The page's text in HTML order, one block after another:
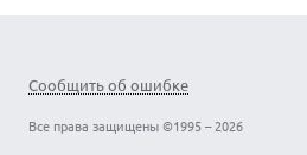
Сообщить об ошибке
Все права защищены ©1995 – 2026